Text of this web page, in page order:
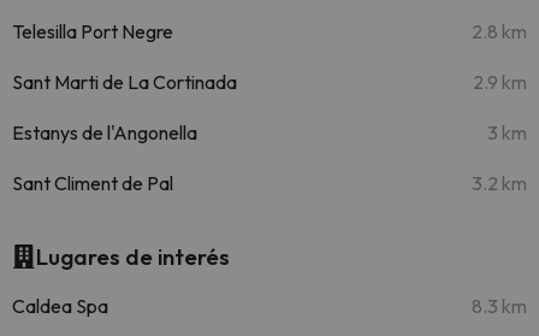
Telesilla Port Negre 2.8 km
Sant Marti de La Cortinada 2.9 km
Estanys de l'Angonella 3 km
Sant Climent de Pal 3.2 km
Lugares de interés
Caldea Spa 8.3 km